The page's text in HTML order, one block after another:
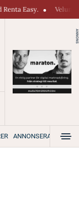
Velumi
ANNONS
ANNONSERA